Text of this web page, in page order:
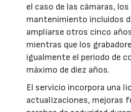
el caso de las cámaras,
mantenimiento incluidos
ampliarse otros cinco
mientras que los
igualmente el periodo de
máximo de diez años.
El servicio incorpora una
actualizaciones, mejoras